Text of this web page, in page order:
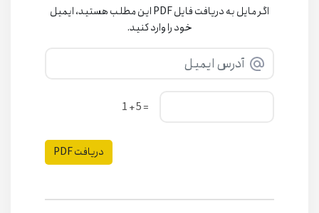
اگر مایل به دریافت فایل PDF این مطلب هستید، ایمیل
خود را وارد کنید.
= 5 + 1
دریافت PDF